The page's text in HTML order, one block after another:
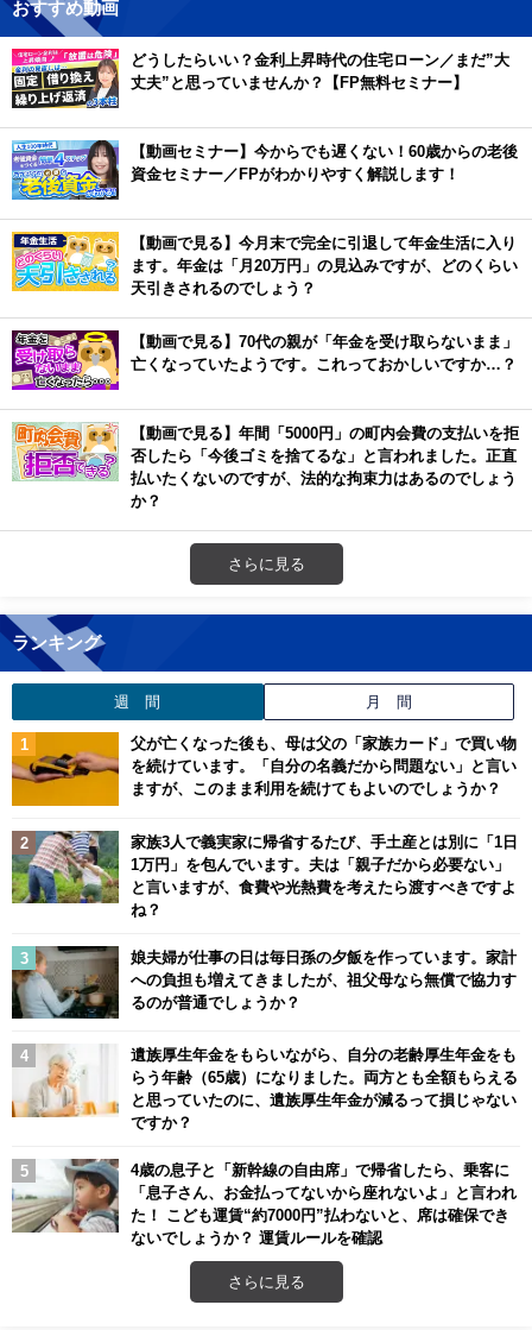
おすすめ動画
どうしたらいい？金利上昇時代の住宅ローン／まだ”大
丈夫”と思っていませんか？【FP無料セミナー】
【動画セミナー】今からでも遅くない！60歳からの老後
資金セミナー／FPがわかりやすく解説します！
【動画で見る】今月末で完全に引退して年金生活に入り
ます。年金は「月20万円」の見込みですが、どのくらい
天引きされるのでしょう？
【動画で見る】70代の親が「年金を受け取らないまま」
亡くなっていたようです。これっておかしいですか…？
【動画で見る】年間「5000円」の町内会費の支払いを拒
否したら「今後ゴミを捨てるな」と言われました。正直
払いたくないのですが、法的な拘束力はあるのでしょう
か？
さらに見る
ランキング
週 間 月 間
父が亡くなった後も、母は父の「家族カード」で買い物
を続けています。「自分の名義だから問題ない」と言い
ますが、このまま利用を続けてもよいのでしょうか？
家族3人で義実家に帰省するたび、手土産とは別に「1日
1万円」を包んでいます。夫は「親子だから必要ない」
と言いますが、食費や光熱費を考えたら渡すべきですよ
ね？
娘夫婦が仕事の日は毎日孫の夕飯を作っています。家計
への負担も増えてきましたが、祖父母なら無償で協力す
るのが普通でしょうか？
遺族厚生年金をもらいながら、自分の老齢厚生年金をも
らう年齢（65歳）になりました。両方とも全額もらえる
と思っていたのに、遺族厚生年金が減るって損じゃない
ですか？
4歳の息子と「新幹線の自由席」で帰省したら、乗客に
「息子さん、お金払ってないから座れないよ」と言われ
た！ こども運賃“約7000円”払わないと、席は確保でき
ないでしょうか？ 運賃ルールを確認
さらに見る